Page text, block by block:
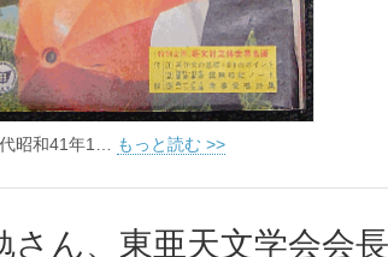
昭和41年1… もっと読む >>
さん、東亜天文学会会